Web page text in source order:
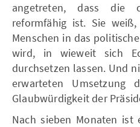
angetreten, dass die
reformfähig ist. Sie
Menschen in das
wird, in wieweit sich
durchsetzen lassen. Und
erwarteten Umsetzung
Glaubwürdigkeit der
Nach sieben Monaten